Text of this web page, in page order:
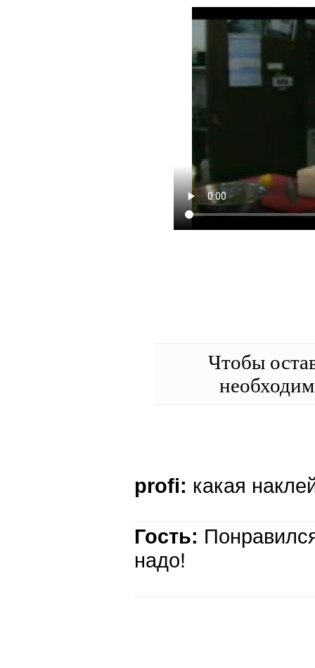
Чтобы
profi: какая
Гость:
надо!